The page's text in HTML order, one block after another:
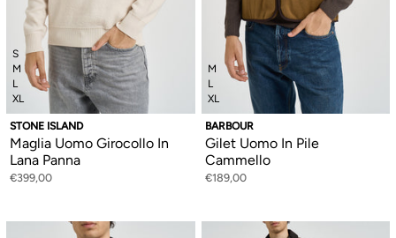
S
M
L
XL
STONE ISLAND
Maglia Uomo Girocollo In
Lana Panna
€399,00
M
L
XL
BARBOUR
Gilet Uomo In Pile
Cammello
€189,00